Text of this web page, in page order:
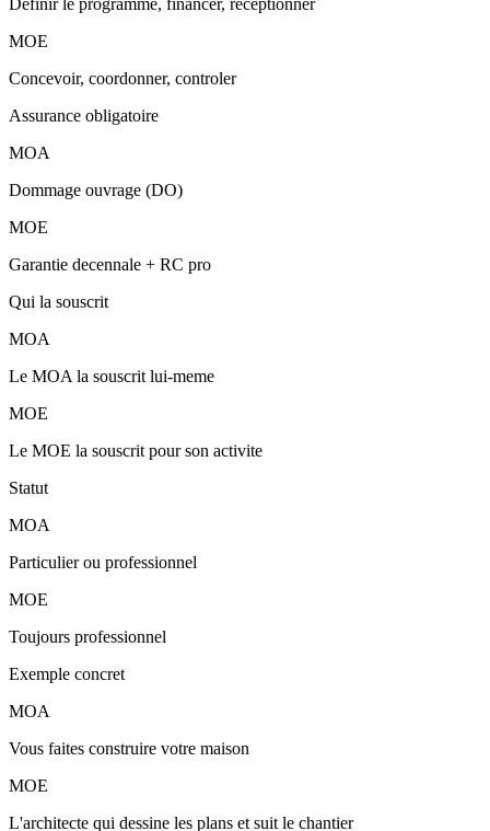
Definir le programme, financer, receptionner
MOE
Concevoir, coordonner, controler
Assurance obligatoire
MOA
Dommage ouvrage (DO)
MOE
Garantie decennale + RC pro
Qui la souscrit
MOA
Le MOA la souscrit lui-meme
MOE
Le MOE la souscrit pour son activite
Statut
MOA
Particulier ou professionnel
MOE
Toujours professionnel
Exemple concret
MOA
Vous faites construire votre maison
MOE
L'architecte qui dessine les plans et suit le chantier